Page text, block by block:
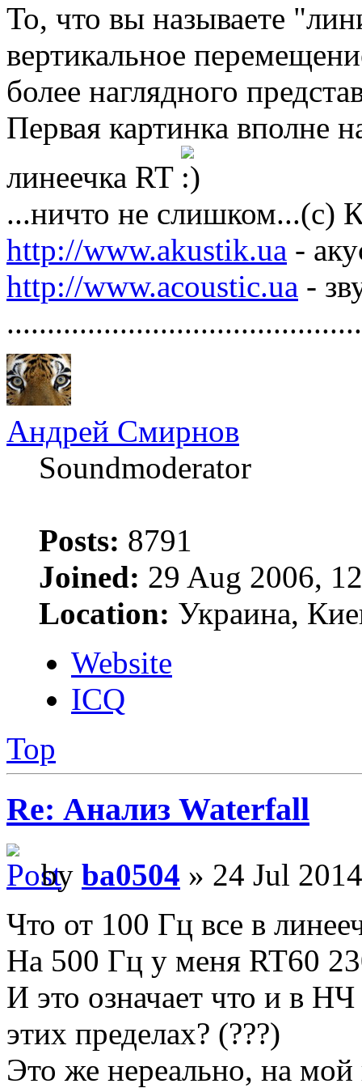
То, что вы называете
вертикальное
более наглядного
Первая картинка вполне
линеечка RT
...ничто не слишком...(с)
http://www.akustik.ua -
http://www.acoustic.ua -
............................................
Андрей Смирнов
Soundmoderator
Posts: 8791
Joined: 29 Aug 2006,
Location: Украина,
Website
ICQ
Top
Re: Анализ Waterfall
by ba0504 » 24 Jul
Что от 100 Гц все в
На 500 Гц у меня RT60
И это означает что и в
этих пределах? (???)
Это же нереально, на мой